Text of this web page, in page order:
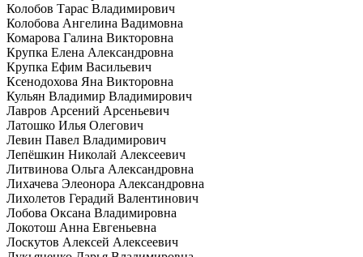
Колобов Тарас Владимирович
Колобова Ангелина Вадимовна
Комарова Галина Викторовна
Крупка Елена Александровна
Крупка Ефим Васильевич
Ксенодохова Яна Викторовна
Кульян Владимир Владимирович
Лавров Арсений Арсеньевич
Латошко Илья Олегович
Левин Павел Владимирович
Лепёшкин Николай Алексеевич
Литвинова Ольга Александровна
Лихачева Элеонора Александровна
Лихолетов Герадий Валентинович
Лобова Оксана Владимировна
Локотош Анна Евгеньевна
Лоскутов Алексей Алексеевич